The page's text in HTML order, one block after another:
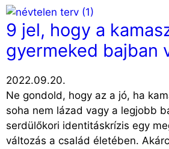
9 jel, hogy a
gyermeked bajban
2022.09.20.
Ne gondold, hogy az a jó, ha
soha nem lázad vagy a legjobb
serdülőkori identitáskrízis egy
változás a család életében.